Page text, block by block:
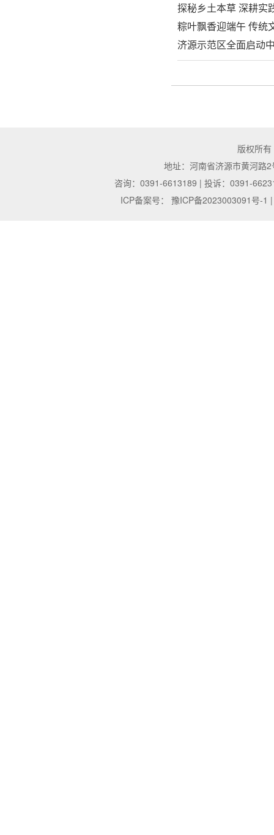
探秘乡土本草 深耕
粽叶飘香迎端午 传
济源示范区全面启动
版权所
地址：河南省济源市黄河路
咨询：0391-6613189 | 投诉：0391-
ICP备案号：
豫ICP备2023003091号-1